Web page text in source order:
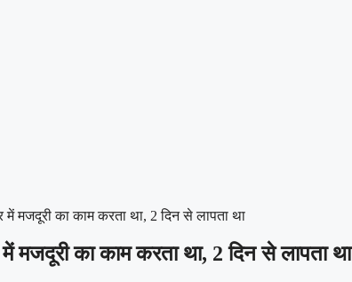
मजदूरी का काम करता था, 2 दिन से लापता था
का काम करता था, 2 दिन से लापता था